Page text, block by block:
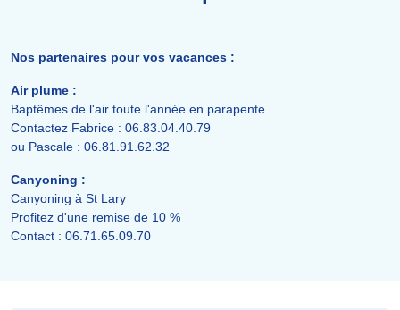
Nos partenaires pour vos vacances :
Air plume :
Baptêmes de l'air toute l'année en parapente.
Contactez Fabrice : 06.83.04.40.79
ou Pascale : 06.81.91.62.32
Canyoning :
Canyoning à St Lary
Profitez d'une remise de 10 %
Contact : 06.71.65.09.70